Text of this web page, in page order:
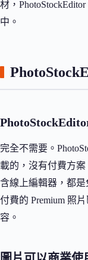
材，
中。
完全不需要。
載的，沒有付費方
含線上編輯器，都
付費的 Premium 照
容。